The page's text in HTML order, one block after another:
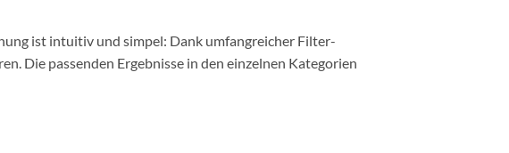
ist intuitiv und simpel: Dank umfangreicher Filter-
Die passenden Ergebnisse in den einzelnen Kategorien